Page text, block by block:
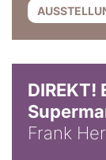
Frank